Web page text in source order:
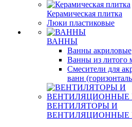
Керамическая плитка
Люки пластиковые
ВАННЫ
Ванны акриловые
Ванны из литого
Смесители для
ванн
ВЕНТИЛЯТОРЫ И
ВЕНТИЛЯЦИОННЫЕ